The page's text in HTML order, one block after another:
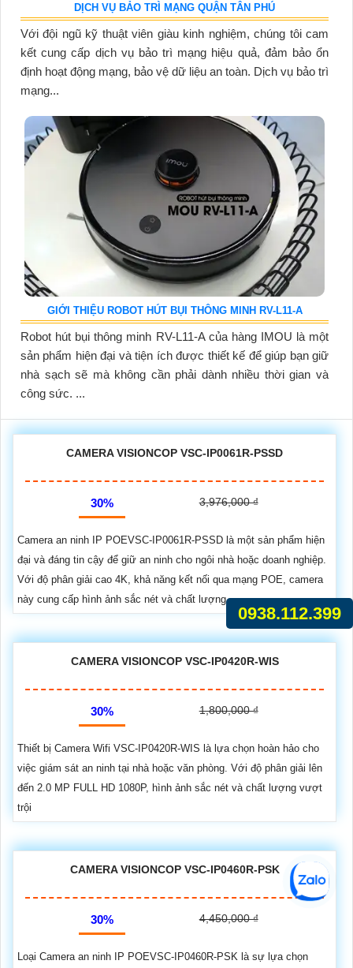
DỊCH VỤ BẢO TRÌ MẠNG QUẬN TÂN PHÚ
Với đội ngũ kỹ thuật viên giàu kinh nghiệm, chúng tôi cam
kết cung cấp dịch vụ bảo trì mạng hiệu quả, đảm bảo ổn
định hoạt động mạng, bảo vệ dữ liệu an toàn. Dịch vụ bảo trì
mạng...
GIỚI THIỆU ROBOT HÚT BỤI THÔNG MINH RV-L11-A
Robot hút bụi thông minh RV-L11-A của hàng IMOU là một
sản phẩm hiện đại và tiện ích được thiết kế để giúp bạn giữ
nhà sạch sẽ mà không cần phải dành nhiều thời gian và
công sức. ...
CAMERA VISIONCOP VSC-IP0061R-PSSD
30% 3,976,000 ₫
Camera an ninh IP POEVSC-IP0061R-PSSD là một sản phẩm hiện
đại và đáng tin cậy để giữ an ninh cho ngôi nhà hoặc doanh nghiệp.
Với độ phân giải cao 4K, khả năng kết nối qua mạng POE, camera
này cung cấp hình ảnh sắc nét và chất lượng
CAMERA VISIONCOP VSC-IP0420R-WIS
30% 1,800,000 ₫
Thiết bị Camera Wifi VSC-IP0420R-WIS là lựa chọn hoàn hảo cho
việc giám sát an ninh tại nhà hoặc văn phòng. Với độ phân giải lên
đến 2.0 MP FULL HD 1080P, hình ảnh sắc nét và chất lượng vượt
trội
CAMERA VISIONCOP VSC-IP0460R-PSK
30% 4,450,000 ₫
Loại Camera an ninh IP POEVSC-IP0460R-PSK là sự lựa chọn
0938.112.399